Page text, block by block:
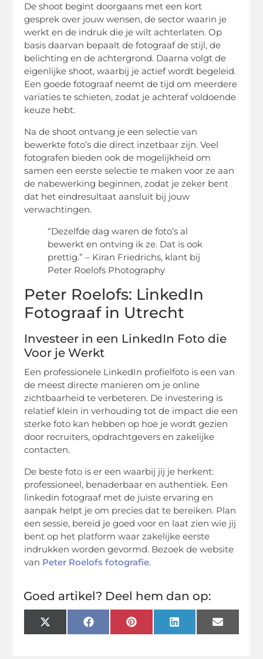
De shoot begint doorgaans met een kort
gesprek over jouw wensen, de sector waarin je
werkt en de indruk die je wilt achterlaten. Op
basis daarvan bepaalt de fotograaf de stijl, de
belichting en de achtergrond. Daarna volgt de
eigenlijke shoot, waarbij je actief wordt begeleid.
Een goede fotograaf neemt de tijd om meerdere
variaties te schieten, zodat je achteraf voldoende
keuze hebt.
Na de shoot ontvang je een selectie van
bewerkte foto’s die direct inzetbaar zijn. Veel
fotografen bieden ook de mogelijkheid om
samen een eerste selectie te maken voor ze aan
de nabewerking beginnen, zodat je zeker bent
dat het eindresultaat aansluit bij jouw
verwachtingen.
“Dezelfde dag waren de foto’s al
bewerkt en ontving ik ze. Dat is ook
prettig.” – Kiran Friedrichs, klant bij
Peter Roelofs Photography
Peter Roelofs: LinkedIn
Fotograaf in Utrecht
Investeer in een LinkedIn Foto die
Voor je Werkt
Een professionele LinkedIn profielfoto is een van
de meest directe manieren om je online
zichtbaarheid te verbeteren. De investering is
relatief klein in verhouding tot de impact die een
sterke foto kan hebben op hoe je wordt gezien
door recruiters, opdrachtgevers en zakelijke
contacten.
De beste foto is er een waarbij jij je herkent:
professioneel, benaderbaar en authentiek. Een
linkedin fotograaf met de juiste ervaring en
aanpak helpt je om precies dat te bereiken. Plan
een sessie, bereid je goed voor en laat zien wie jij
bent op het platform waar zakelijke eerste
indrukken worden gevormd. Bezoek de website
van Peter Roelofs fotografie.
Goed artikel? Deel hem dan op:
X
(Twitter)
FacebookPinterestLinkedInEmail